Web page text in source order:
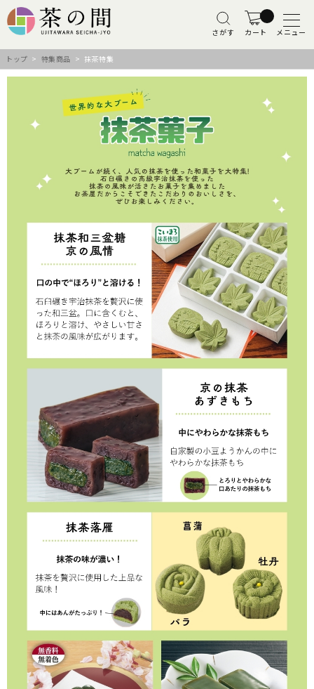
さがす カート メニュー
トップ > 特集商品 > 抹茶特集